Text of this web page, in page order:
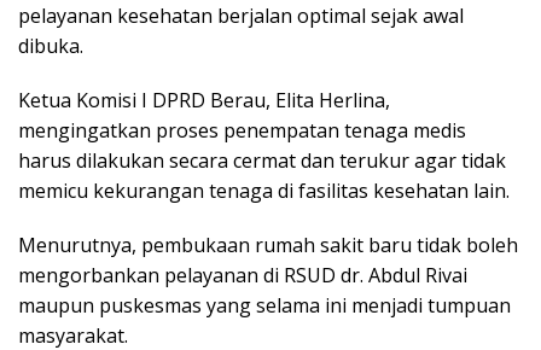
pelayanan kesehatan berjalan optimal sejak awal
dibuka.
Ketua Komisi I DPRD Berau, Elita Herlina,
mengingatkan proses penempatan tenaga medis
harus dilakukan secara cermat dan terukur agar tidak
memicu kekurangan tenaga di fasilitas kesehatan lain.
Menurutnya, pembukaan rumah sakit baru tidak boleh
mengorbankan pelayanan di RSUD dr. Abdul Rivai
maupun puskesmas yang selama ini menjadi tumpuan
masyarakat.